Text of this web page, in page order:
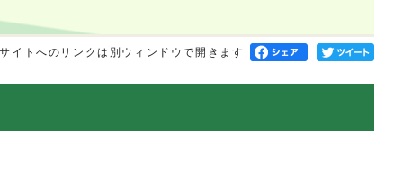
イトへのリンクは別ウィンドウで開きます